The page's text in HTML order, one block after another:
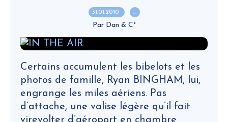
31.01.2010 …
Par Dan & C°
Certains accumulent les bibelots et les
photos de famille, Ryan BINGHAM, lui,
engrange les miles aériens. Pas
d’attache, une valise légère qu’il fait
virevolter d’aéroport en chambre